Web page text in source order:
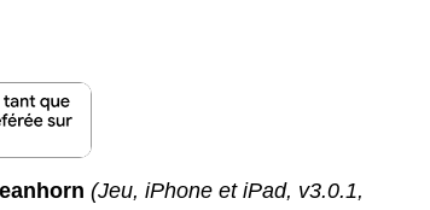
(Jeu, iPhone et iPad, v3.0.1,